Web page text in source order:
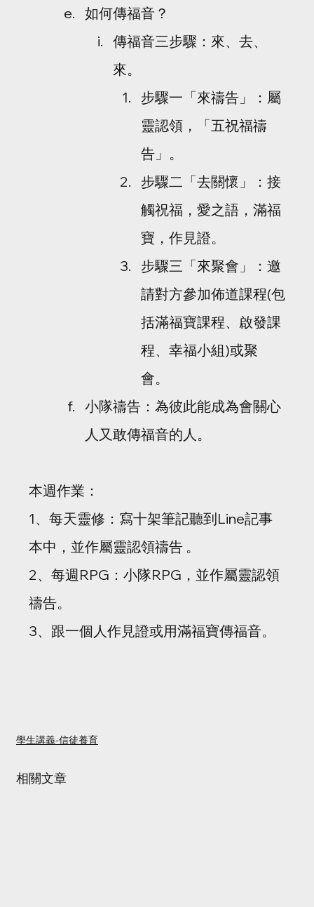
如何傳福音？
傳福音三步驟：來、去、
來。
步驟一「來禱告」：屬
靈認領，「五祝福禱
告」。
步驟二「去關懷」：接
觸祝福，愛之語，滿福
寶，作見證。
步驟三「來聚會」：邀
請對方參加佈道課程(包
括滿福寶課程、啟發課
程、幸福小組)或聚
會。
小隊禱告：為彼此能成為會關心
人又敢傳福音的人。
本週作業：
1、每天靈修：寫十架筆記聽到Line記事
本中，並作屬靈認領禱告 。
2、每週RPG：小隊RPG，並作屬靈認領
禱告。
3、跟一個人作見證或用滿福寶傳福音。
學生講義-信徒養育
相關文章